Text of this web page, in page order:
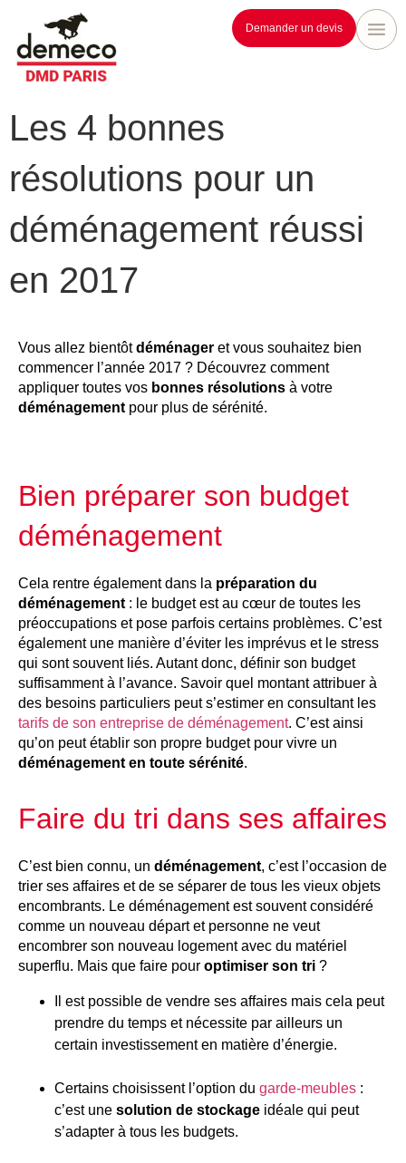
Demander un devis
Les 4 bonnes
résolutions pour un
déménagement réussi
en 2017
Vous allez bientôtdéménager et vous souhaitez bien
commencer l’année 2017 ? Découvrez comment
appliquer toutes vos bonnes résolutions à votre
déménagement pour plus de sérénité.
Bien préparer son budget
déménagement
Cela rentre également dans la préparation du
déménagement : le budget est au cœur de toutes les
préoccupations et pose parfois certains problèmes. C’est
également une manière d’éviter les imprévus et le stress
qui sont souvent liés. Autant donc, définir son budget
suffisamment à l’avance. Savoir quel montant attribuer à
des besoins particuliers peut s’estimer en consultant les
tarifs de son entreprise de déménagement. C’est ainsi
qu’on peut établir son propre budget pour vivre un
déménagement en toute sérénité.
Faire du tri dans ses affaires
C’est bien connu, un déménagement, c’est l’occasion de
trier ses affaires et de se séparer de tous les vieux objets
encombrants. Le déménagement est souvent considéré
comme un nouveau départ et personne ne veut
encombrer son nouveau logement avec du matériel
superflu. Mais que faire pour optimiser son tri ?
Il est possible de vendre ses affaires mais cela peut
prendre du temps et nécessite par ailleurs un
certain investissement en matière d’énergie.
Certains choisissent l’option du garde-meubles :
c’est une solution de stockage idéale qui peut
s’adapter à tous les budgets.